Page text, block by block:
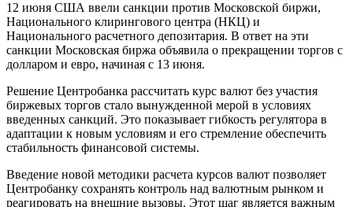
12 июня США ввели санкции против Московской биржи,
Национального клирингового центра (НКЦ) и
Национального расчетного депозитария. В ответ на эти
санкции Московская биржа объявила о прекращении торгов с
долларом и евро, начиная с 13 июня.
Решение Центробанка рассчитать курс валют без участия
биржевых торгов стало вынужденной мерой в условиях
введенных санкций. Это показывает гибкость регулятора в
адаптации к новым условиям и его стремление обеспечить
стабильность финансовой системы.
Введение новой методики расчета курсов валют позволяет
Центробанку сохранять контроль над валютным рынком и
реагировать на внешние вызовы. Этот шаг является важным